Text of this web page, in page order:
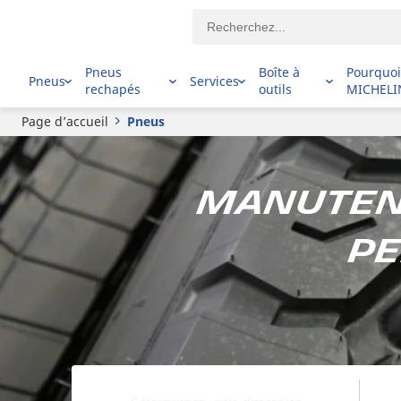
Pneus
Pneus
rechapés
Services
Boîte à
outils
Pourquoi
Page d’accueil
Pneus